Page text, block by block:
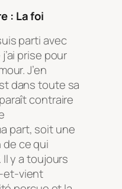
: La foi
parti avec
prise pour
J’en
dans toute sa
contraire
part, soit une
ce qui
Il y a toujours
et-vient